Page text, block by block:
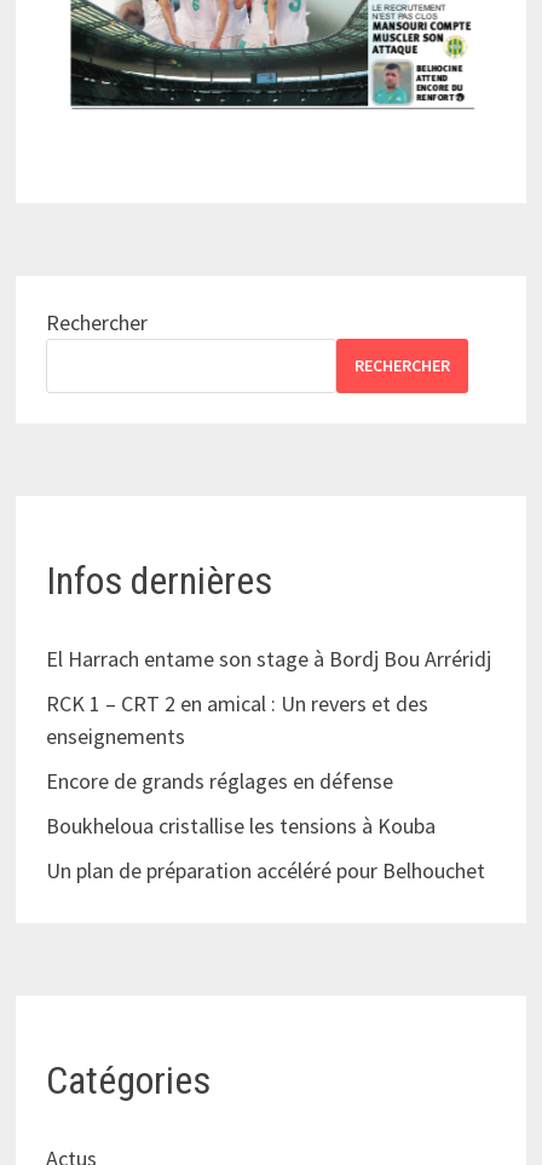
Rechercher
RECHERCHER
Infos dernières
El Harrach entame son stage à Bordj Bou Arréridj
RCK 1 – CRT 2 en amical : Un revers et des
enseignements
Encore de grands réglages en défense
Boukheloua cristallise les tensions à Kouba
Un plan de préparation accéléré pour Belhouchet
Catégories
Actus